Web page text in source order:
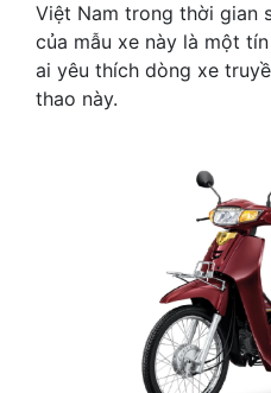
Việt Nam trong thời gian
của mẫu xe này là một
ai yêu thích dòng xe
thao này.